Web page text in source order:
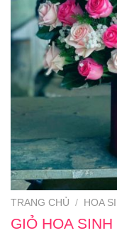
TRANG CHỦ / HOA
GIỎ HOA